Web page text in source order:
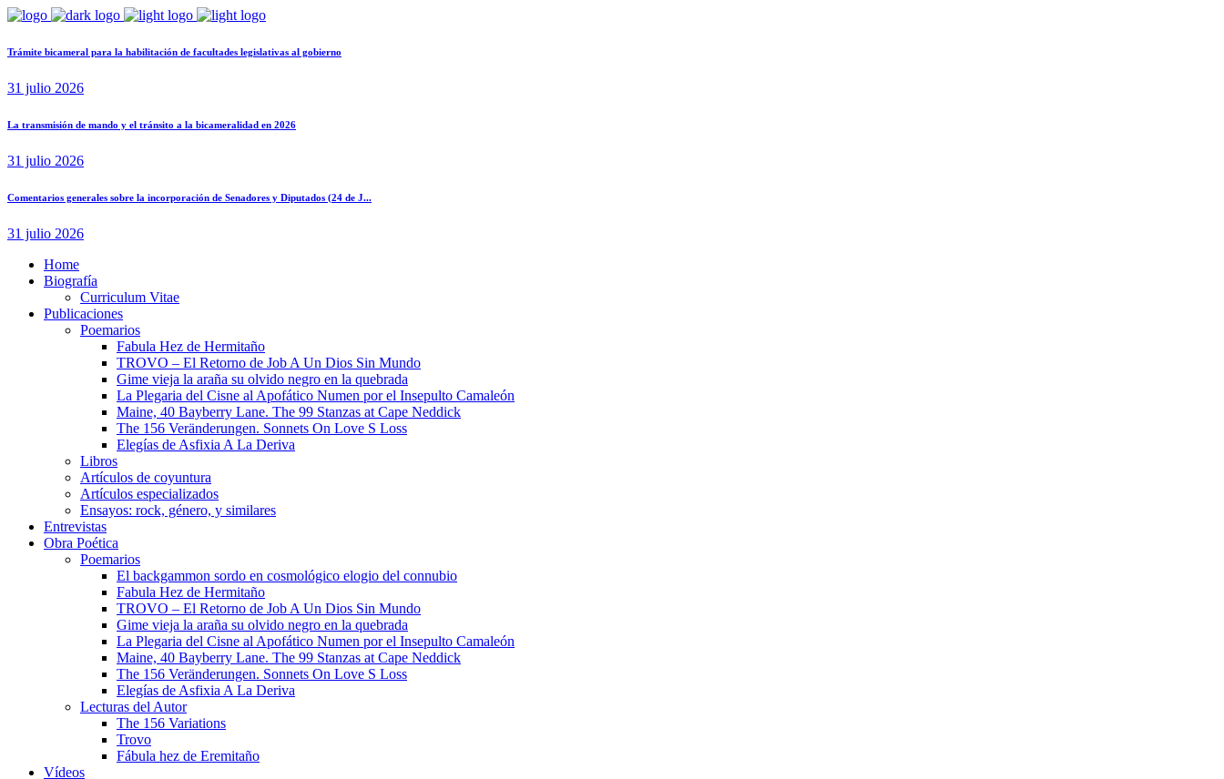
Trámite bicameral para la habilitación de facultades legislativas al gobierno
31 julio 2026
La transmisión de mando y el tránsito a la bicameralidad en 2026
31 julio 2026
Comentarios generales sobre la incorporación de Senadores y Diputados (24 de J...
31 julio 2026
Home
Biografía
Curriculum Vitae​
Publicaciones
Poemarios
Fabula Hez de Hermitaño
TROVO – El Retorno de Job A Un Dios Sin Mundo
Gime vieja la araña su olvido negro en la quebrada
La Plegaria del Cisne al Apofático Numen por el Insepulto Camaleón
Maine, 40 Bayberry Lane. The 99 Stanzas at Cape Neddick
The 156 Veränderungen. Sonnets On Love S Loss
Elegías de Asfixia A La Deriva
Libros
Artículos de coyuntura
Artículos especializados
Ensayos: rock, género, y similares
Entrevistas
Obra Poética
Poemarios
El backgammon sordo en cosmológico elogio del connubio
Fabula Hez de Hermitaño
TROVO – El Retorno de Job A Un Dios Sin Mundo
Gime vieja la araña su olvido negro en la quebrada
La Plegaria del Cisne al Apofático Numen por el Insepulto Camaleón
Maine, 40 Bayberry Lane. The 99 Stanzas at Cape Neddick
The 156 Veränderungen. Sonnets On Love S Loss
Elegías de Asfixia A La Deriva
Lecturas del Autor
The 156 Variations
Trovo
Fábula hez de Eremitaño
Vídeos